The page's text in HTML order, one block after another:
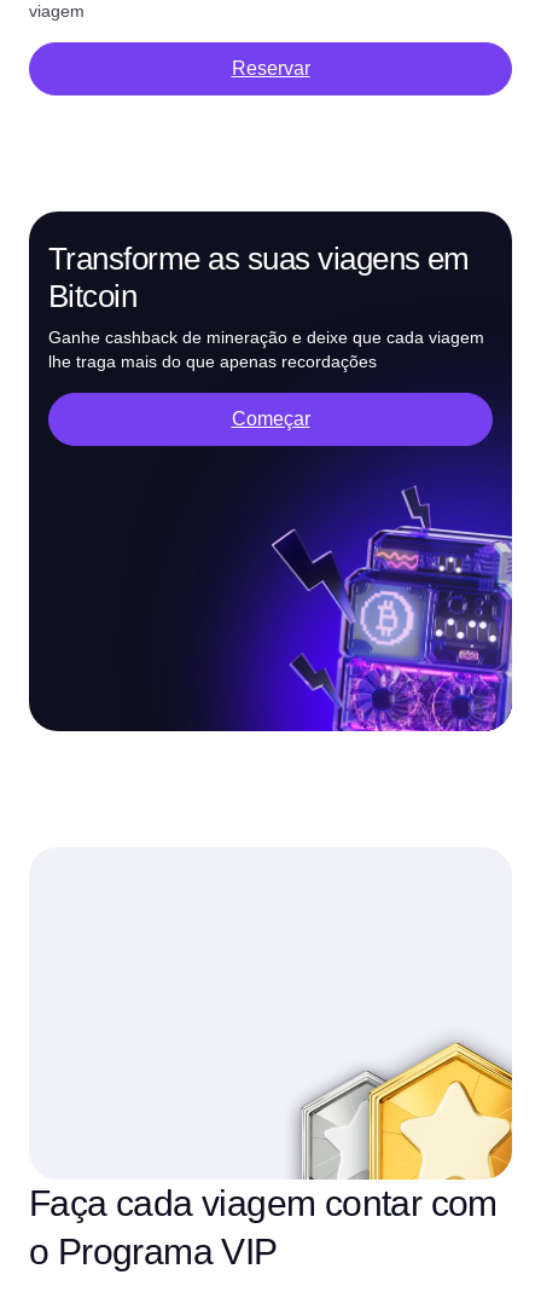
viagem
Reservar
Transforme as suas viagens em
Bitcoin
Ganhe cashback de mineração e deixe que cada viagem
lhe traga mais do que apenas recordações
Começar
Faça cada viagem contar com
o Programa VIP